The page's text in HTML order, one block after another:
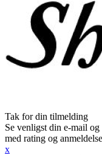
Tak for din tilmelding
Se venligst din e-mail
med rating og
x